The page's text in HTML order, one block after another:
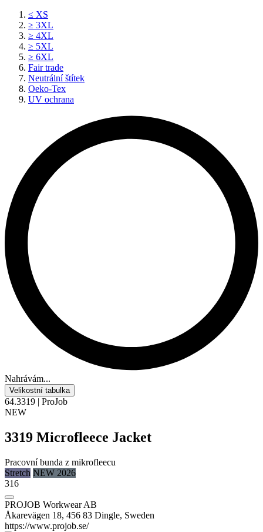
≤ XS
≥ 3XL
≥ 4XL
≥ 5XL
≥ 6XL
Fair trade
Neutrální štítek
Oeko-Tex
UV ochrana
Nahrávám...
Velikostní tabulka
64.3319 | ProJob
NEW
3319 Microfleece Jacket
Pracovní bunda z mikrofleecu
Stretch NEW 2026
316
PROJOB Workwear AB
Åkarevägen 18, 456 83 Dingle, Sweden
https://www.projob.se/